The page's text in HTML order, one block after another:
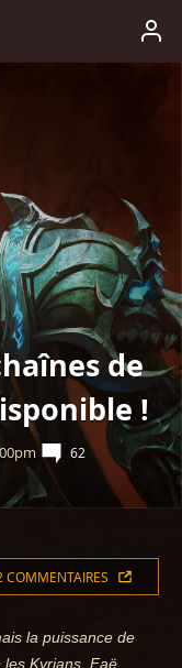
de
!
62
COMMENTAIRES
la puissance de
les Kyrians, Faë